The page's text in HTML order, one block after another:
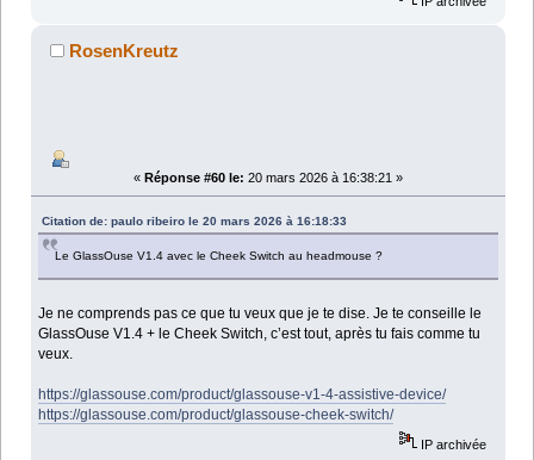
RosenKreutz
« Réponse #60 le: 20 mars 2026 à 16:38:21 »
Citation de: paulo ribeiro le 20 mars 2026 à 16:18:33
Le GlassOuse V1.4 avec le Cheek Switch au headmouse ?
Je ne comprends pas ce que tu veux que je te dise. Je te conseille le
GlassOuse V1.4 + le Cheek Switch, c’est tout, après tu fais comme tu
veux.
https://glassouse.com/product/glassouse-v1-4-assistive-device/
https://glassouse.com/product/glassouse-cheek-switch/
IP archivée